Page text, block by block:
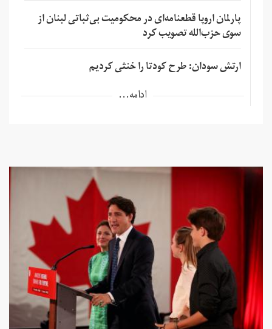
پارلمان اروپا قطعنامه‌ای در محکومیت بی‌ثباتی لبنان از
سوی حزب‌الله تصویب کرد
ارتش سودان: طرح کودتا را خنثی کردیم
ادامه...